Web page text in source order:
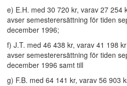
e) E.H. med 30 720 kr, varav 27 254
avser semesterersättning för tiden
december 1996;
f) J.T. med 46 438 kr, varav 41 198
avser semesterersättning för tiden
december 1996 samt till
g) F.B. med 64 141 kr, varav 56 903